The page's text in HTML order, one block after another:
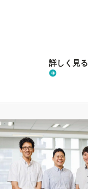
詳しく見る